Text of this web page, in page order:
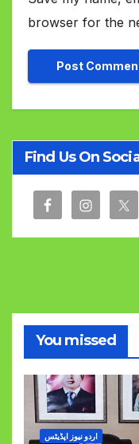
browser for the
Find Us On
You missed
اردو نیوز اپڈیٹس